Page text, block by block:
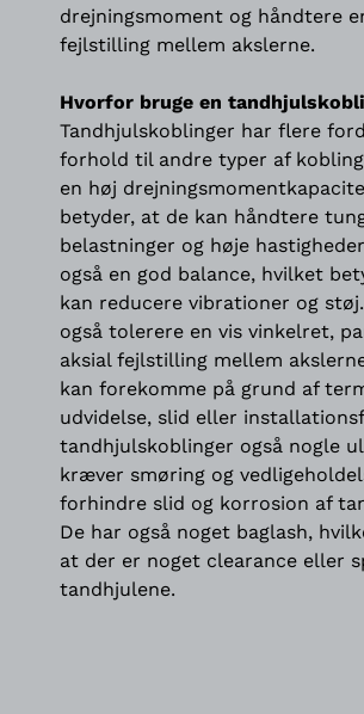
drejningsmoment og håndtere
fejlstilling mellem akslerne.
Hvorfor bruge en
Tandhjulskoblinger har flere
forhold til andre typer af
en høj
betyder, at de kan håndtere
belastninger og høje
også en god balance, hvilket
kan reducere vibrationer og
også tolerere en vis vinkelret,
aksial fejlstilling mellem
kan forekomme på grund af
udvidelse, slid eller
tandhjulskoblinger også nogle
kræver smøring og
forhindre slid og korrosion af
De har også noget baglash,
at der er noget clearance eller
tandhjulene.